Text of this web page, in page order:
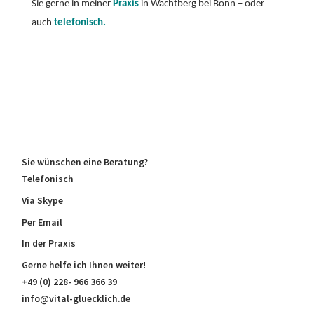
Sie gerne in meiner Praxis in Wachtberg bei Bonn – oder
auch telefonisch.
Sie wünschen eine Beratung?
Telefonisch
Via Skype
Per Email
In der Praxis
Gerne helfe ich Ihnen weiter!
+49 (0) 228- 966 366 39
info@vital-gluecklich.de